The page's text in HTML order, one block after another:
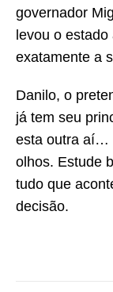
governador
levou o
exatamente a
Danilo, o
já tem seu
esta outra aí…
olhos. Estude
tudo que
decisão.